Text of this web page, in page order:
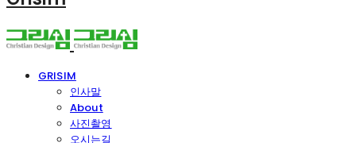
GRISIM
인사말
About
사진촬영
오시는길